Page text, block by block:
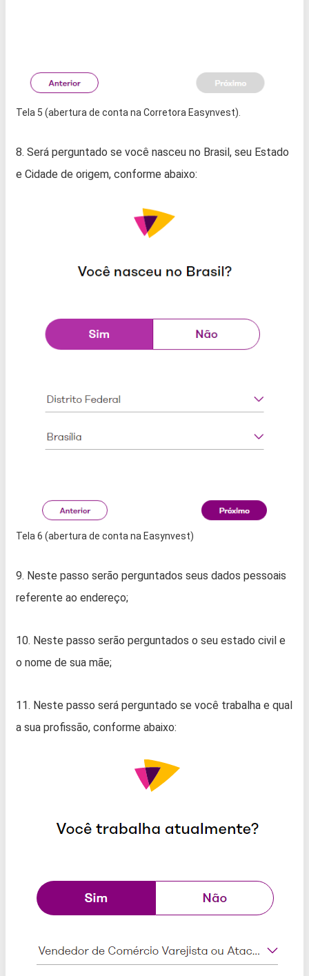
Tela 5 (abertura de conta na Corretora Easynvest).
8. Será perguntado se você nasceu no Brasil, seu Estado
e Cidade de origem, conforme abaixo:
Tela 6 (abertura de conta na Easynvest)
9. Neste passo serão perguntados seus dados pessoais
referente ao endereço;
10. Neste passo serão perguntados o seu estado civil e
o nome de sua mãe;
11. Neste passo será perguntado se você trabalha e qual
a sua profissão, conforme abaixo: